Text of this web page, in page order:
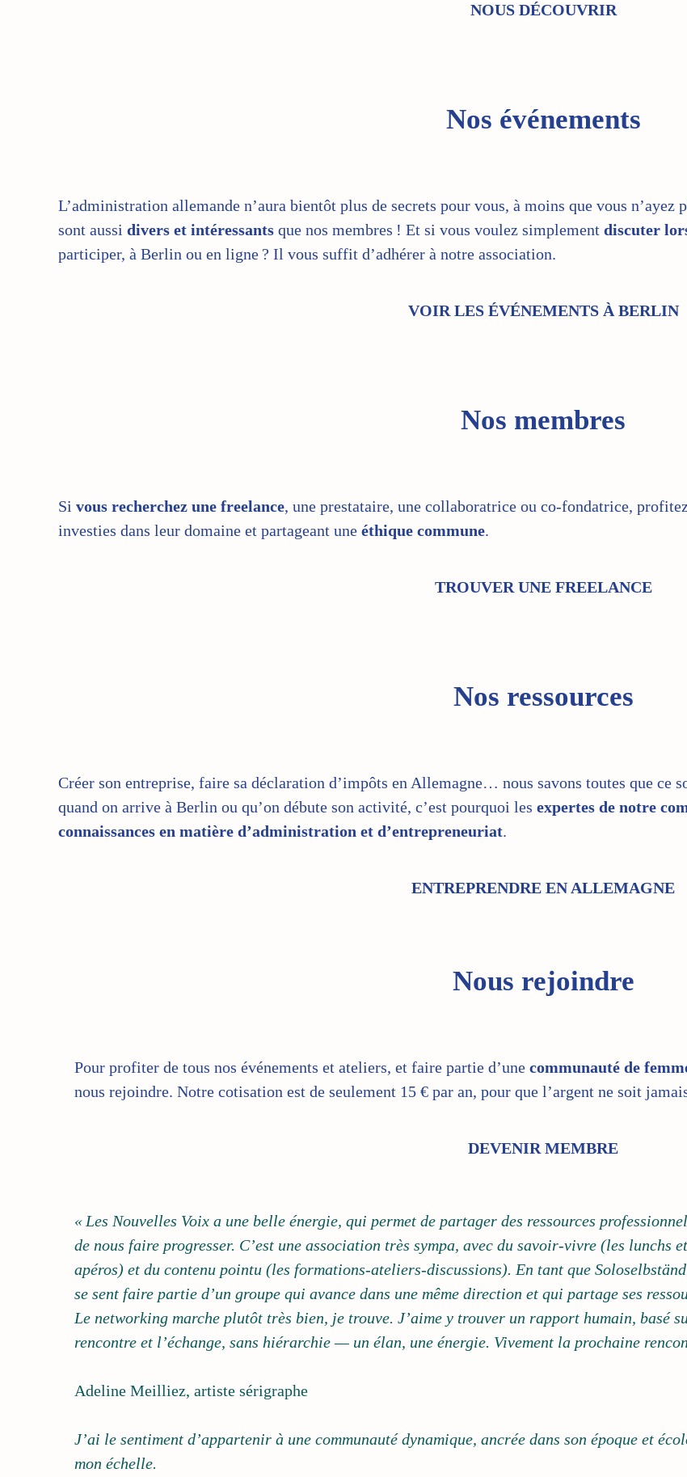
NOUS DÉCOUVRIR
Nos événements
L’administration allemande n’aura bientôt plus de secrets pour vous, à moins que vous
sont aussi divers et intéressants que nos membres ! Et si vous voulez simplement discuter
participer, à Berlin ou en ligne ? Il vous suffit d’adhérer à notre association.
VOIR LES ÉVÉNEMENTS À BERLIN
Nos membres
Si vous recherchez une freelance, une prestataire, une collaboratrice ou co-fondatrice,
investies dans leur domaine et partageant une éthique commune.
TROUVER UNE FREELANCE
Nos ressources
Créer son entreprise, faire sa déclaration d’impôts en Allemagne… nous savons toutes que ce
quand on arrive à Berlin ou qu’on débute son activité, c’est pourquoi les expertes de notre
connaissances en matière d’administration et d’entrepreneuriat.
ENTREPRENDRE EN ALLEMAGNE
Nous rejoindre
Pour profiter de tous nos événements et ateliers, et faire partie d’une communauté de
nous rejoindre. Notre cotisation est de seulement 15 € par an, pour que l’argent ne soit
DEVENIR MEMBRE
« Les Nouvelles Voix a une belle énergie, qui permet de partager des ressources
de nous faire progresser. C’est une association très sympa, avec du savoir-vivre (les lunchs et
apéros) et du contenu pointu (les formations-ateliers-discussions). En tant que
se sent faire partie d’un groupe qui avance dans une même direction et qui partage ses
Le networking marche plutôt très bien, je trouve. J’aime y trouver un rapport humain, basé
rencontre et l’échange, sans hiérarchie — un élan, une énergie. Vivement la prochaine
Adeline Meilliez, artiste sérigraphe
J’ai le sentiment d’appartenir à une communauté dynamique, ancrée dans son époque et
mon échelle.